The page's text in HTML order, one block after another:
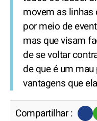
movem as linhas
por meio de
mas que visam
de se voltar
de que é um
vantagens que
Compartilhar :